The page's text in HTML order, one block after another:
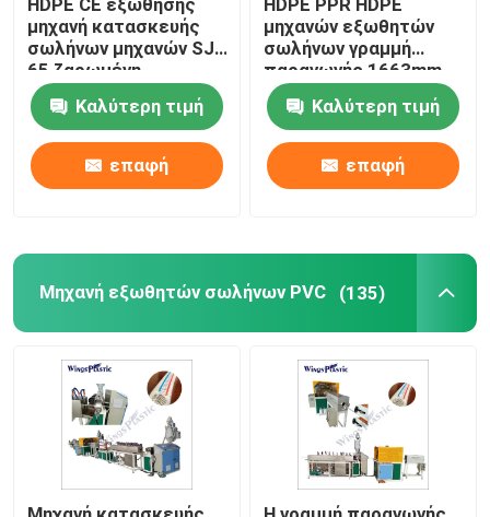
Μηχανή εξωθητών σωλήνων PVC
Γραμμή παραγωγής σωλήνων PPR
Μηχανή εξωθητών σωλήνων PE
Μηχανή εξώθησης ζωνών της PET
Γραμμή παραγωγής λουριών PP
Πλαστική μηχανή εξωθητών φύλλων
HDPE CE εξώθησης
μηχανή κατασκευής
σωλήνων μηχανών SJ
65 ζαρωμένη
Καλύτερη τιμή
επαφή
HDPE PPR HDPE
μηχανών εξωθητών
σωλήνων γραμμή
παραγωγής 1663mm
σωλήνων
Καλύτερη τιμή
επαφή
Μηχανή εξωθητών σωλήνων PVC (135)